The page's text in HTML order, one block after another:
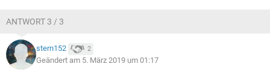
ANTWORT 3 / 3
stern152 2
Geändert am 5. März 2019 um 01:17